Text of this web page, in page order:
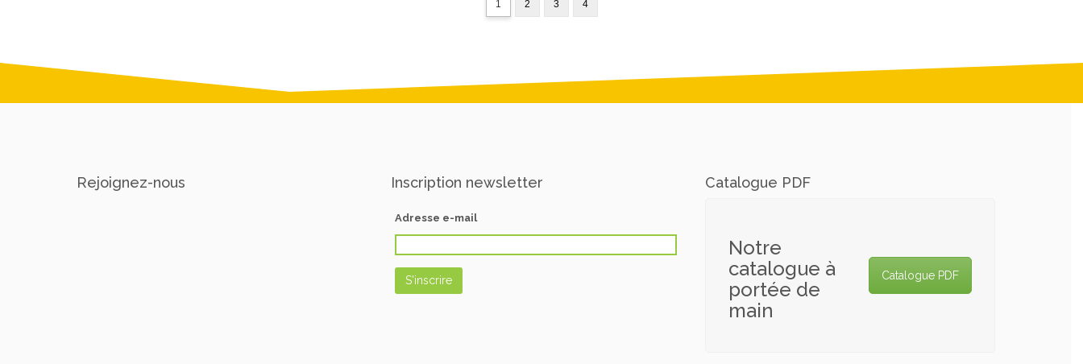
1 2 3 4
Rejoignez-nous Inscription newsletter
Adresse e-mail
Catalogue PDF
Notre
catalogue à
portée de
main
Catalogue PDF